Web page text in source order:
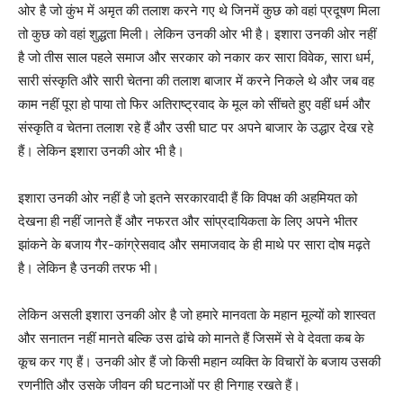
ओर है जो कुंभ में अमृत की तलाश करने गए थे जिनमें कुछ को वहां प्रदूषण मिला
तो कुछ को वहां शुद्धता मिली। लेकिन उनकी ओर भी है। इशारा उनकी ओर नहीं
है जो तीस साल पहले समाज और सरकार को नकार कर सारा विवेक, सारा धर्म,
सारी संस्कृति औरे सारी चेतना की तलाश बाजार में करने निकले थे और जब वह
काम नहीं पूरा हो पाया तो फिर अतिराष्ट्रवाद के मूल को सींचते हुए वहीं धर्म और
संस्कृति व चेतना तलाश रहे हैं और उसी घाट पर अपने बाजार के उद्धार देख रहे
हैं। लेकिन इशारा उनकी ओर भी है।
इशारा उनकी ओर नहीं है जो इतने सरकारवादी हैं कि विपक्ष की अहमियत को
देखना ही नहीं जानते हैं और नफरत और सांप्रदायिकता के लिए अपने भीतर
झांकने के बजाय गैर-कांग्रेसवाद और समाजवाद के ही माथे पर सारा दोष मढ़ते
है। लेकिन है उनकी तरफ भी।
लेकिन असली इशारा उनकी ओर है जो हमारे मानवता के महान मूल्यों को शास्वत
और सनातन नहीं मानते बल्कि उस ढांचे को मानते हैं जिसमें से वे देवता कब के
कूच कर गए हैं। उनकी ओर हैं जो किसी महान व्यक्ति के विचारों के बजाय उसकी
रणनीति और उसके जीवन की घटनाओं पर ही निगाह रखते हैं।